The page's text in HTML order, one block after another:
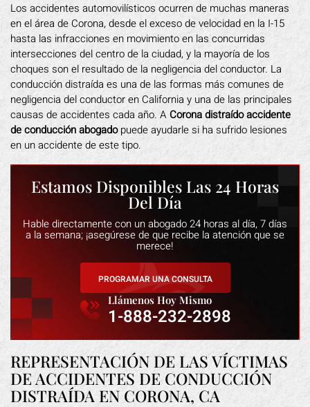
Los accidentes automovilísticos ocurren de muchas maneras
en el área de Corona, desde el exceso de velocidad en la I-15
hasta las infracciones en movimiento en las concurridas
intersecciones del centro de la ciudad, y la mayoría de los
choques son el resultado de la negligencia del conductor. La
conducción distraída es una de las formas más comunes de
negligencia del conductor en California y una de las principales
causas de accidentes cada año. A Corona distraído accidente
de conducción abogadopuede ayudarle si ha sufrido lesiones
en un accidente de este tipo.
Estamos Disponibles Las 24 Horas
Del Día
Hable directamente con un abogado 24 horas al día, 7 días
a la semana; ¡asegúrese de que recibe la atención que se
merece!
PROGRAMAR UNA CONSULTA
Llámenos Hoy Mismo
1-888-232-2898
REPRESENTACIÓN DE LAS VÍCTIMAS
DE ACCIDENTES DE CONDUCCIÓN
DISTRAÍDA EN CORONA, CA